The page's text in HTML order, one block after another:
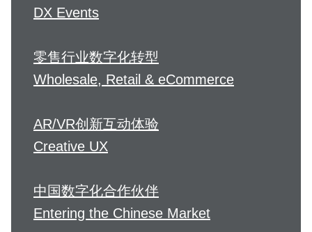
DX Events
零售行业数字化转型
Wholesale, Retail & eCommerce
AR/VR创新互动体验
Creative UX
中国数字化合作伙伴
Entering the Chinese Market